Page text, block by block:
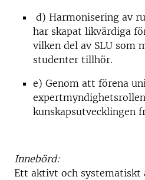
d) Harmonisering av
har skapat likvärdiga
vilken del av SLU som
studenter tillhör.
e) Genom att förena
kunskapsutvecklingen
Innebörd:
Ett aktivt och systematiskt